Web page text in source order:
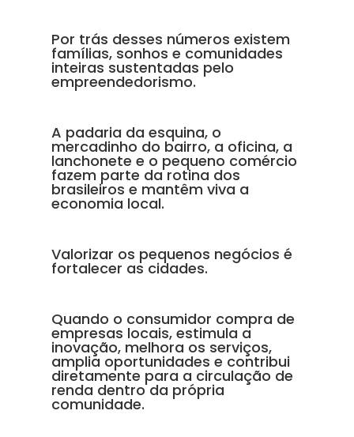
Por trás desses números existem
famílias, sonhos e comunidades
inteiras sustentadas pelo
empreendedorismo.
A padaria da esquina, o
mercadinho do bairro, a oficina, a
lanchonete e o pequeno comércio
fazem parte da rotina dos
brasileiros e mantêm viva a
economia local.
Valorizar os pequenos negócios é
fortalecer as cidades.
Quando o consumidor compra de
empresas locais, estimula a
inovação, melhora os serviços,
amplia oportunidades e contribui
diretamente para a circulação de
renda dentro da própria
comunidade.